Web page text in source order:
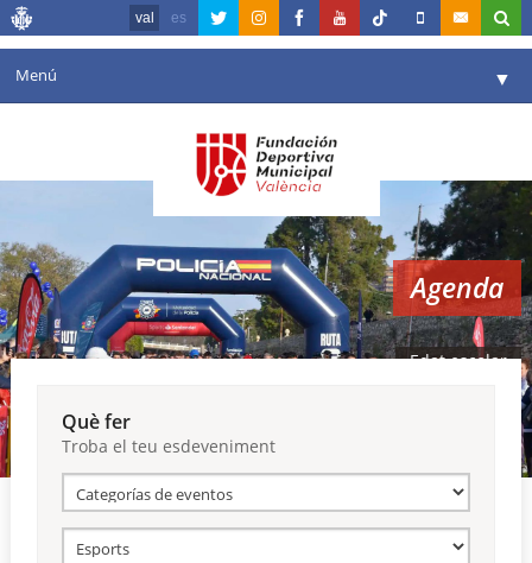
val es
Menú ▼
Agenda
▼
Comunicació ▼
València en esport ▼
Reserves
Agenda
Edat escolar
Què fer
Troba el teu esdeveniment